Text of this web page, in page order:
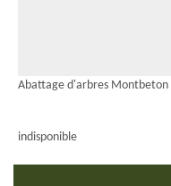
Abattage d'arbres Montbeton
indisponible